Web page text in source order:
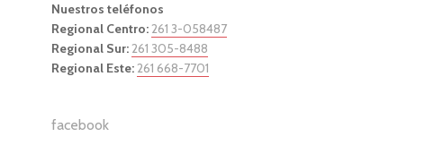
Nuestros teléfonos
Regional Centro: 261 3-058487
Regional Sur: 261 305-8488
Regional Este: 261 668-7701
facebook